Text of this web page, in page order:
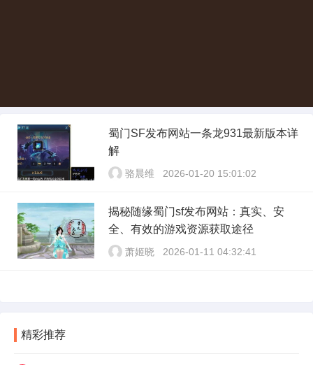
蜀门SF发布网站一条龙931最新版本详
解
骆晨维 2026-01-20 15:01:02
揭秘随缘蜀门sf发布网站：真实、安
全、有效的游戏资源获取途径
萧姬晓 2026-01-11 04:32:41
精彩推荐